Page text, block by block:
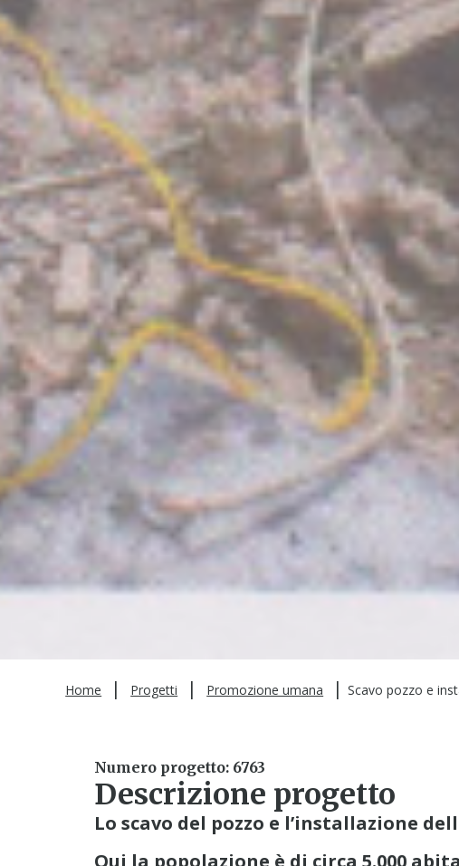
Home | Progetti | Promozione umana |Scavo pozzo e
Numero progetto: 6763
Descrizione progetto
Lo scavo del pozzo e l’installazione
Qui la popolazione è di circa 5.000